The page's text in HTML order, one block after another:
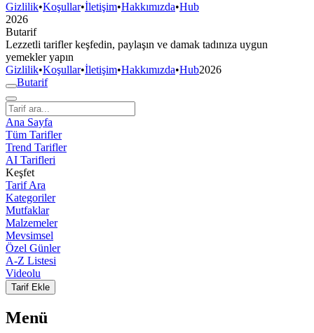
Gizlilik•Koşullar•İletişim•Hakkımızda•Hub
2026
Butarif
Lezzetli tarifler keşfedin, paylaşın ve damak tadınıza uygun
yemekler yapın
Gizlilik•Koşullar•İletişim•Hakkımızda•Hub2026
Butarif
Ana Sayfa
Tüm Tarifler
Trend Tarifler
AI Tarifleri
Keşfet
Tarif Ara
Kategoriler
Mutfaklar
Malzemeler
Mevsimsel
Özel Günler
A-Z Listesi
Videolu
Tarif Ekle
Menü